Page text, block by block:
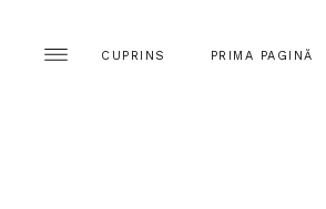
CUPRINS PRIMA PAGINĂ